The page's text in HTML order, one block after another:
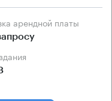
арендной платы